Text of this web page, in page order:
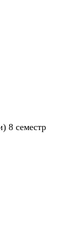
8 семестр